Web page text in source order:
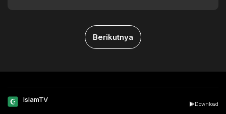
Berikutnya
IslamTV
Download